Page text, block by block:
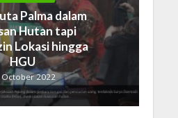
Palma dalam
Hutan tapi
Lokasi hingga
HGU
October 2022